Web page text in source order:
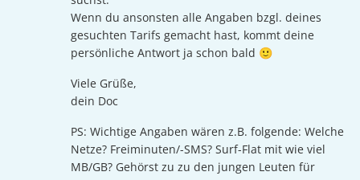
Wenn du ansonsten alle Angaben bzgl. deines
gesuchten Tarifs gemacht hast, kommt deine
persönliche Antwort ja schon bald 🙂
Viele Grüße,
dein Doc
PS: Wichtige Angaben wären z.B. folgende: Welche
Netze? Freiminuten/-SMS? Surf-Flat mit wie viel
MB/GB? Gehörst zu zu den jungen Leuten für